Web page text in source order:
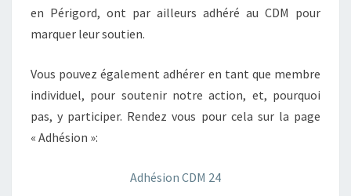
en Périgord, ont par ailleurs adhéré au CDM pour
marquer leur soutien.
Vous pouvez également adhérer en tant que membre
individuel, pour soutenir notre action, et, pourquoi
pas, y participer. Rendez vous pour cela sur la page
« Adhésion »:
Adhésion CDM 24